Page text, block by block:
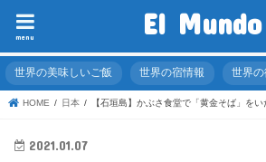
El Mundo
menu
世界の美味しいご飯 世界の宿情報 世界の
HOME 日本 【石垣島】かぶさ食堂で「黄金そば」をい
2021.01.07